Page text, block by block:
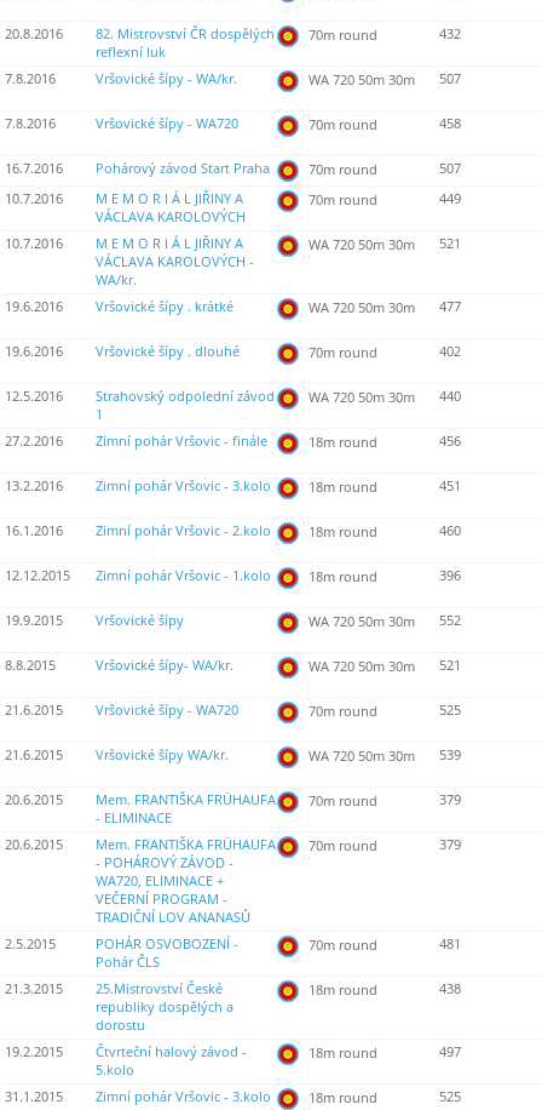
20.8.2016
82. Mistrovství ČR dospělých
reflexní luk
70m round 432
7.8.2016 Vršovické šípy - WA/kr. WA 720 50m 30m 507
7.8.2016 Vršovické šípy - WA720 70m round 458
16.7.2016 Pohárový závod Start Praha 70m round
507
10.7.2016
M E M O R I Á L JIŘINY A
VÁCLAVA KAROLOVÝCH
70m round 449
10.7.2016
M E M O R I Á L JIŘINY A
VÁCLAVA KAROLOVÝCH -
WA/kr.
WA 720 50m 30m 521
19.6.2016 Vršovické šípy . krátké WA 720 50m 30m 477
19.6.2016 Vršovické šípy . dlouhé 70m round 402
12.5.2016
Strahovský odpolední závod
1
WA 720 50m 30m 440
27.2.2016 Zimní pohár Vršovic - finále 18m round 456
13.2.2016 Zimní pohár Vršovic - 3.kolo 18m round 451
16.1.2016 Zimní pohár Vršovic - 2.kolo 18m round 460
12.12.2015 Zimní pohár Vršovic - 1.kolo 18m round 396
19.9.2015 Vršovické šípy WA 720 50m 30m 552
8.8.2015 Vršovické šípy- WA/kr. WA 720 50m 30m 521
21.6.2015 Vršovické šípy - WA720 70m round 525
21.6.2015 Vršovické šípy WA/kr. WA 720 50m 30m 539
20.6.2015
Mem. FRANTIŠKA FRÜHAUFA
- ELIMINACE
70m round 379
20.6.2015
Mem. FRANTIŠKA FRÜHAUFA
- POHÁROVÝ ZÁVOD -
WA720, ELIMINACE +
VEČERNÍ PROGRAM -
TRADIČNÍ LOV ANANASŮ
70m round 379
2.5.2015
POHÁR OSVOBOZENÍ -
Pohár ČLS
70m round 481
21.3.2015
25.Mistrovství České
republiky dospělých a
dorostu
18m round 438
19.2.2015
Čtvrteční halový závod -
5.kolo
18m round 497
31.1.2015 Zimní pohár Vršovic - 3.kolo 18m round 525